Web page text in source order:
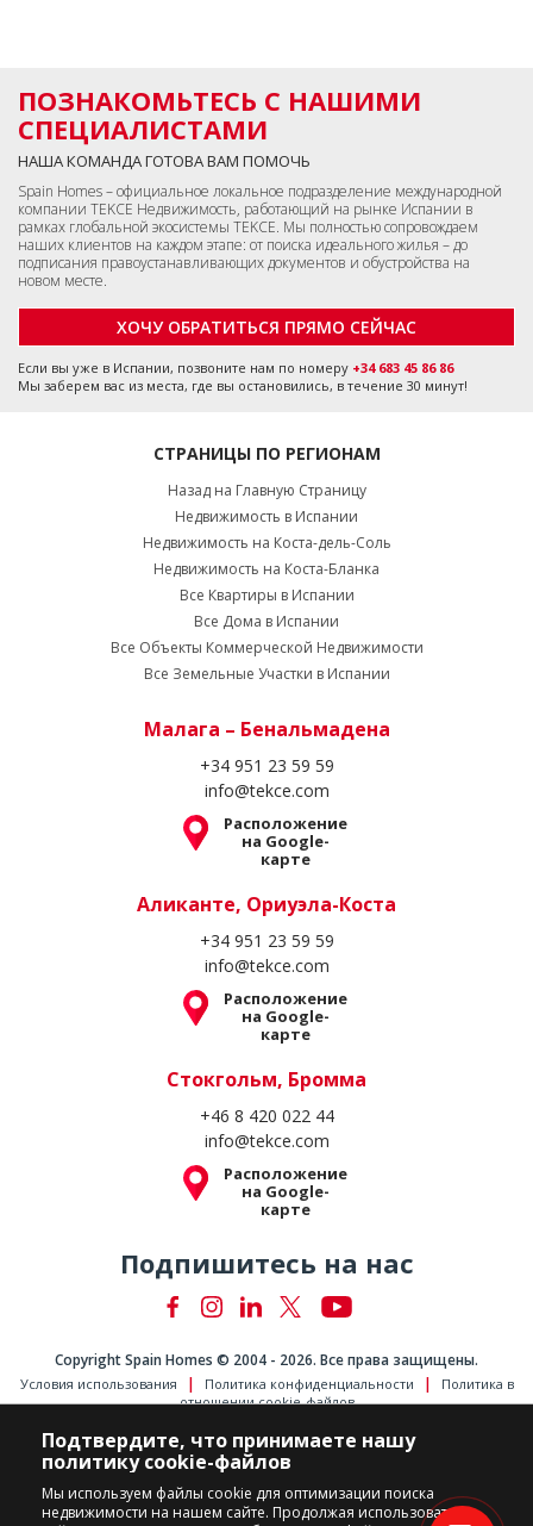
ПОЗНАКОМЬТЕСЬ С НАШИМИ
СПЕЦИАЛИСТАМИ
НАША КОМАНДА ГОТОВА ВАМ ПОМОЧЬ
Spain Homes – официальное локальное подразделение международной
компании TEKCE Недвижимость, работающий на рынке Испании в
рамках глобальной экосистемы TEKCE. Мы полностью сопровождаем
наших клиентов на каждом этапе: от поиска идеального жилья – до
подписания правоустанавливающих документов и обустройства на
новом месте.
ХОЧУ ОБРАТИТЬСЯ ПРЯМО СЕЙЧАС
Если вы уже в Испании, позвоните нам по номеру +34 683 45 86 86
Мы заберем вас из места, где вы остановились, в течение 30 минут!
СТРАНИЦЫ ПО РЕГИОНАМ
Назад на Главную Страницу
Недвижимость в Испании
Недвижимость на Коста-дель-Соль
Недвижимость на Коста-Бланка
Все Квартиры в Испании
Все Дома в Испании
Все Объекты Коммерческой Недвижимости
Все Земельные Участки в Испании
Малага – Бенальмадена
+34 951 23 59 59
info@tekce.com
Расположение
на Google-
карте
Аликанте, Ориуэла-Коста
+34 951 23 59 59
info@tekce.com
Расположение
на Google-
карте
Стокгольм, Бромма
+46 8 420 022 44
info@tekce.com
Расположение
на Google-
карте
Подпишитесь на нас
Copyright Spain Homes © 2004 - 2026. Все права защищены.
Условия использования Политика конфиденциальности
Политика в
отношении cookie-файлов
Подтвердите, что принимаете нашу
политику cookie-файлов
Мы используем файлы cookie для оптимизации поиска
недвижимости на нашем сайте. Продолжая использовать